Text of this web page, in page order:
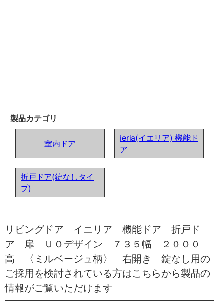
製品カテゴリ
室内ドア
ieria(イエリア) 機能ド
ア
折戸ドア(錠なしタイ
プ)
リビングドア イエリア 機能ドア 折戸ド
ア 扉 Ｕ０デザイン ７３５幅 ２０００
高 〈ミルベージュ柄〉 右開き 錠なし用の
ご採用を検討されている方はこちらから製品の
情報がご覧いただけます